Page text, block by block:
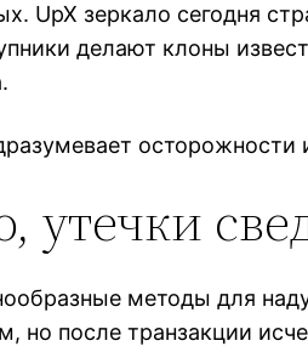
UpX зеркало сегодня
делают клоны
утечки
методы для
после транзакции